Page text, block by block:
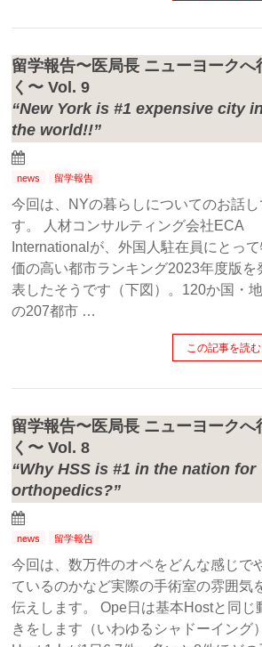
留学報告〜医局長 ニューヨークへ
く〜 Vol. 9
“New York is #1 expensive city
the world!!”
news 留学報告
今回は、NYの暮らしについてのお話し
す。 人材コンサルティング会社ECA
Internationalが、外国人駐在員にとっ
価の高い都市ランキング2023年度版を
表したそうです（下図）。120か国・
の207都市 …
この記事を読む
留学報告〜医局長 ニューヨークへ
く〜 Vol. 8
“Why HSS is #1 in the nation for
orthopedics?”
news 留学報告
今回は、数万件のオペをどんな感じで
ているのかなど実際の手術室の雰囲気
伝えします。 Ope日は基本Hostと同じ
きをします（いわゆるシャドーイング